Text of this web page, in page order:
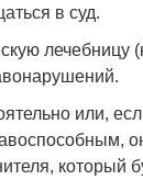
в суд.
лечебницу
или,
который